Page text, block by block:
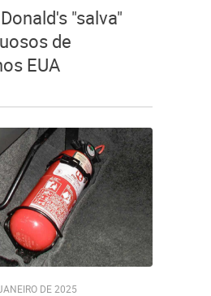
"salva"
de
EUA
DE 2025